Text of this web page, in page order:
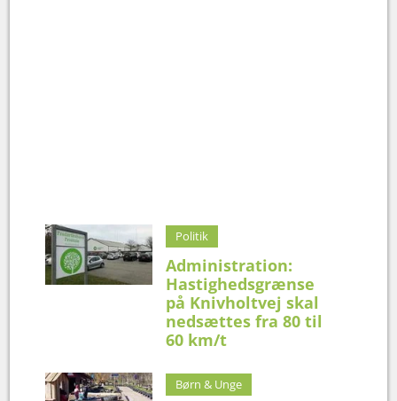
Politik
Administration:
Hastighedsgrænse
på Knivholtvej skal
nedsættes fra 80 til
60 km/t
Børn & Unge